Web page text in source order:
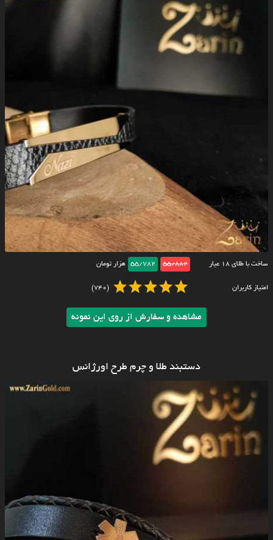
ساخت با طلای ۱۸ عیار 55/882
55/782 هزار تومان
امتیاز کاربران (740)
مشاهده و سفارش از روی این نمونه
دستبند طلا و چرم طرح اورژانس